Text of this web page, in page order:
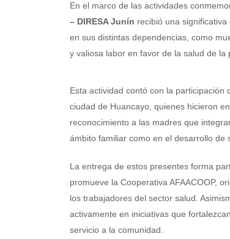
En el marco de las actividades
– DIRESA Junín recibió una
en sus distintas dependencias, como
y valiosa labor en favor de la salud de la
Esta actividad contó con la participación
ciudad de Huancayo, quienes hicieron
reconocimiento a las madres que
ámbito familiar como en el desarrollo de
La entrega de estos presentes forma
promueve la Cooperativa AFAACOOP,
los trabajadores del sector salud.
activamente en iniciativas que
servicio a la comunidad.